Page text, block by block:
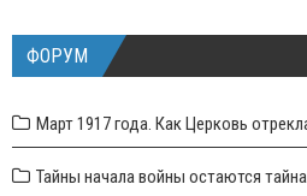
ФОРУМ
Март 1917 года. Как Церковь
Тайны начала войны остаются